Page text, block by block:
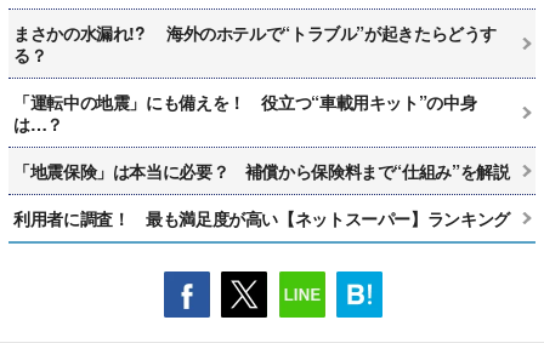
まさかの水漏れ!? 海外のホテルで“トラブル”が起きたらどうす
る？
「運転中の地震」にも備えを！ 役立つ“車載用キット”の中身
は…？
「地震保険」は本当に必要？ 補償から保険料まで“仕組み”を解説
利用者に調査！ 最も満足度が高い【ネットスーパー】ランキング